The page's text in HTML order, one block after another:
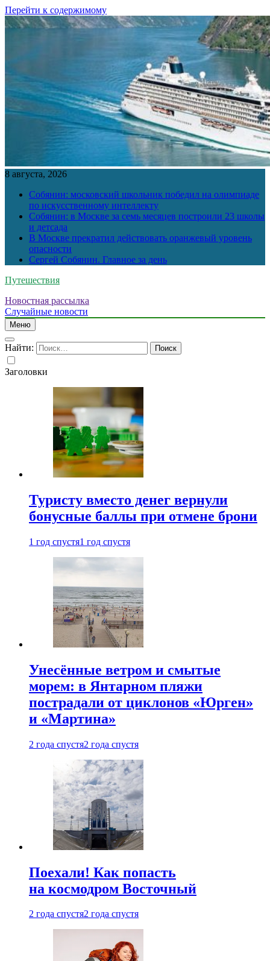
Перейти к содержимому
8 августа, 2026
Собянин: московский школьник победил на олимпиаде
по искусственному интеллекту
Собянин: в Москве за семь месяцев построили 23 школы
и детсада
В Москве прекратил действовать оранжевый уровень
опасности
Сергей Собянин. Главное за день
Путешествия
Новостная рассылка
Случайные новости
Меню
Найти:
Заголовки
Туристу вместо денег вернули
бонусные баллы при отмене брони
1 год спустя1 год спустя
Унесённые ветром и смытые
морем: в Янтарном пляжи
пострадали от циклонов «Юрген»
и «Мартина»
2 года спустя2 года спустя
Поехали! Как попасть
на космодром Восточный
2 года спустя2 года спустя